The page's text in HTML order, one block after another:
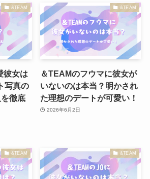
&TEAM
彼女は
写真の
徹底
&TEAM
＆TEAMのフウマに彼女が
いないのは本当？明かされ
た理想のデートが可愛い！
2026年6月2日
&TEAM &TEAM